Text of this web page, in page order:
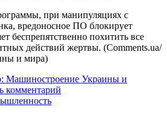
при манипуляциях с
вредоносное ПО блокирует
беспрепятственно похитить все
действий жертвы. (Comments.ua/
и мира)
Машиностроение Украины и
комментарий